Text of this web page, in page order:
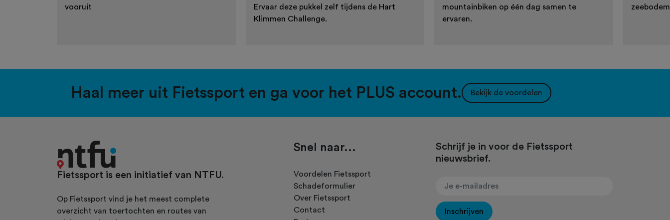
vooruit
Ervaar deze pukkel zelf tijdens de Hart
Klimmen Challenge.
mountainbiken op één dag samen te
ervaren.
Haal meer uit Fietssport en ga voor het PLUS account. Bekijk de voordelen
Fietssport is een initiatief van NTFU.
Op Fietssport vind je het meest complete
overzicht van toertochten en routes van
Snel naar...
Voordelen Fietssport
Schadeformulier
Over Fietssport
Contact
Schrijf je in voor de Fietssport
nieuwsbrief.
Inschrijven